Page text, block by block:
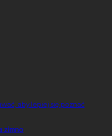
aby lepiej się poznać